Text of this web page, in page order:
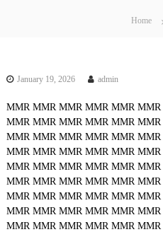
Home
January 19, 2026 admin
MMR MMR MMR MMR MMR MMR
MMR MMR MMR MMR MMR MMR
MMR MMR MMR MMR MMR MMR
MMR MMR MMR MMR MMR MMR
MMR MMR MMR MMR MMR MMR
MMR MMR MMR MMR MMR MMR
MMR MMR MMR MMR MMR MMR
MMR MMR MMR MMR MMR MMR
MMR MMR MMR MMR MMR MMR